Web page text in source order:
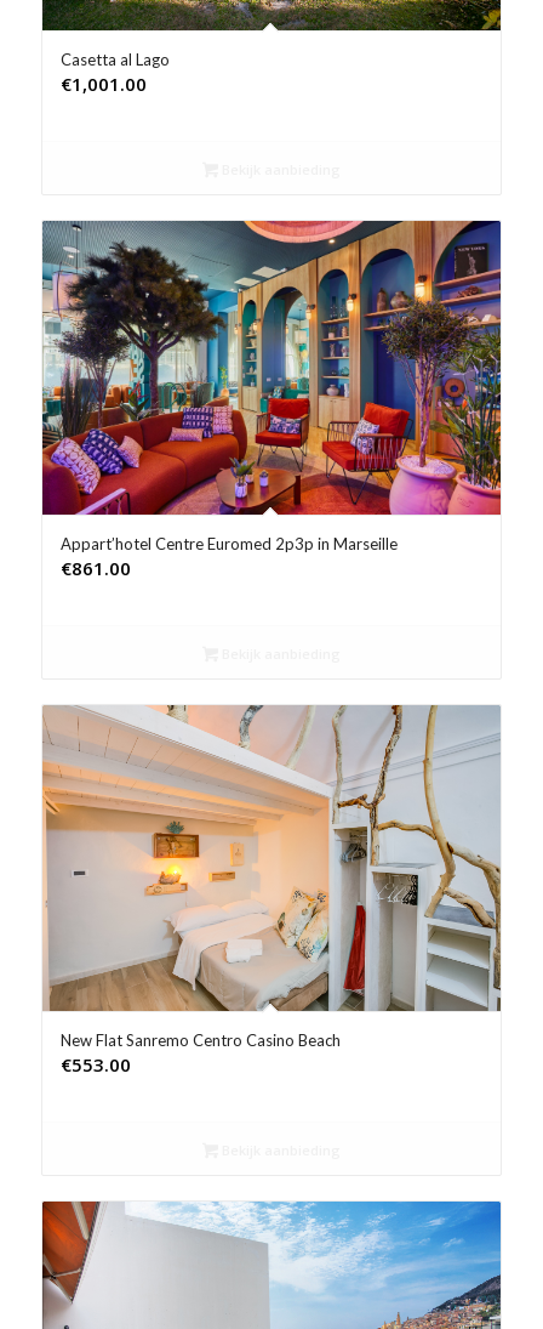
Casetta al Lago
€1,001.00
Appart’hotel Centre Euromed 2p3p in Marseille
€861.00
New Flat Sanremo Centro Casino Beach
€553.00